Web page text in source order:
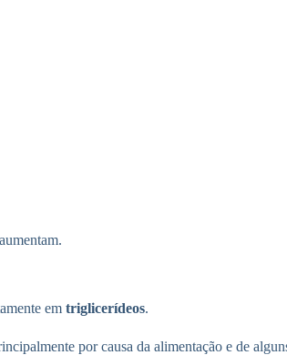
em triglicerídeos.
por causa da alimentação e de